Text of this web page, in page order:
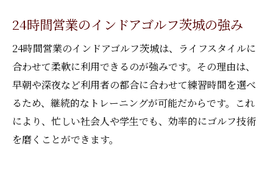
24時間営業のインドアゴルフ茨城の強み
24時間営業のインドアゴルフ茨城は、ライフスタイルに
合わせて柔軟に利用できるのが強みです。その理由は、
早朝や深夜など利用者の都合に合わせて練習時間を選べ
るため、継続的なトレーニングが可能だからです。これ
により、忙しい社会人や学生でも、効率的にゴルフ技術
を磨くことができます。